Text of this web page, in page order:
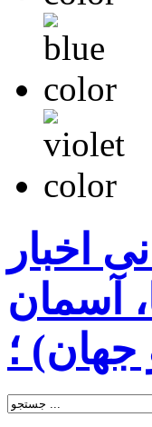
اخبار
آسمان
؛